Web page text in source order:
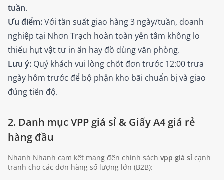
tuần.
Ưu điểm:Với tần suất giao hàng 3 ngày/tuần, doanh
nghiệp tại Nhơn Trạch hoàn toàn yên tâm không lo
thiếu hụt vật tư in ấn hay đồ dùng văn phòng.
Lưu ý: Quý khách vui lòng chốt đơn trước 12:00 trưa
ngày hôm trước để bộ phận kho bãi chuẩn bị và giao
đúng tiến độ.
2. Danh mục VPP giá sỉ & Giấy A4 giá rẻ
hàng đầu
Nhanh Nhanh cam kết mang đến chính sách vpp giá sỉ cạnh
tranh cho các đơn hàng số lượng lớn (B2B):